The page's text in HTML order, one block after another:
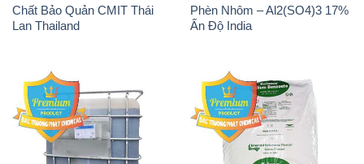
Chất Bảo Quản CMIT Thái
Lan Thailand
Phèn Nhôm – Al2(SO4)3 17%
Ấn Độ India